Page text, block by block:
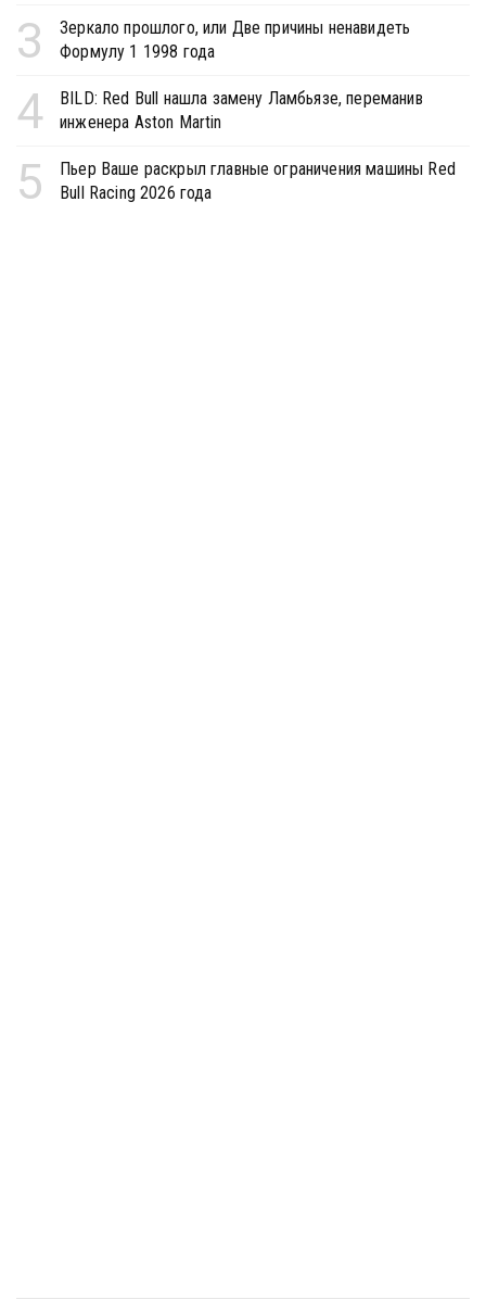
3
Зеркало прошлого, или Две причины ненавидеть
Формулу 1 1998 года
4
BILD: Red Bull нашла замену Ламбьязе, переманив
инженера Aston Martin
5
Пьер Ваше раскрыл главные ограничения машины Red
Bull Racing 2026 года